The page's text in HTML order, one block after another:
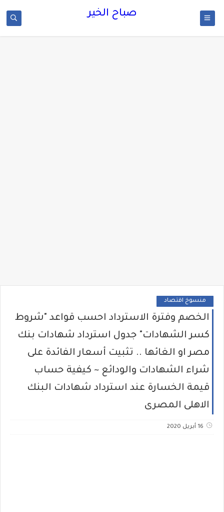
صباح الخير
منسوخ اقتصاد
الخصم وفترة الاسترداد احسب قواعد "شروط
كسر الشهادات" جدول استرداد شهادات بنك
مصر او الغائها .. تثبيت أسعار الفائدة على
شراء الشهادات والودائع ~ كيفية حساب
قيمة الخسارة عند استرداد شهادات البنك
الاهلى المصرى
16 أبريل 2020